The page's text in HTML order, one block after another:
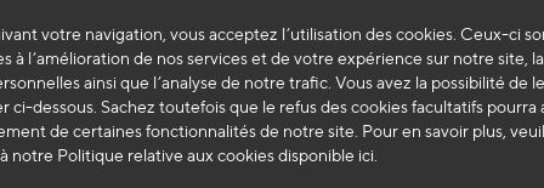
votre navigation, vous acceptez l’utilisation des cookies. Ceux-ci
à l’amélioration de nos services et de votre expérience sur notre site,
ainsi que l’analyse de notre trafic. Vous avez la possibilité de
ci-dessous. Sachez toutefois que le refus des cookies facultatifs pourra
de certaines fonctionnalités de notre site. Pour en savoir plus,
notre Politique relative aux cookies disponible ici
Impossible de trouver des produits correspondants à votre sélection.